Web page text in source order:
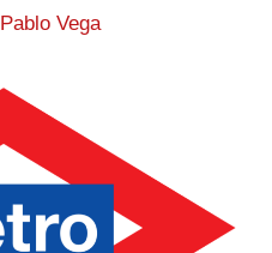
Pablo Vega